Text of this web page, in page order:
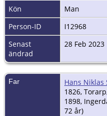
Kön
Man
Person-ID
I12968
Senast
ändrad
28 Feb 2023
Far Hans Niklas
1826,
1898,
72 år)